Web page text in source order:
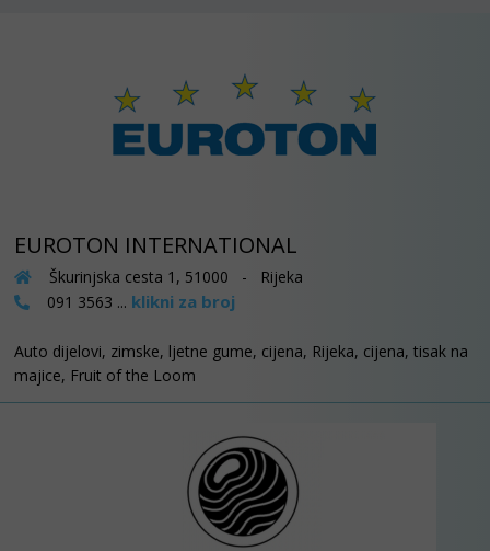
EUROTON INTERNATIONAL
Škurinjska cesta 1, 51000 - Rijeka
091 3563 ... klikni za broj
Auto dijelovi, zimske, ljetne gume, cijena, Rijeka, cijena, tisak na
majice, Fruit of the Loom